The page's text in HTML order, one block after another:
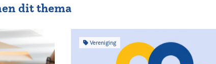
dit thema
Vereniging